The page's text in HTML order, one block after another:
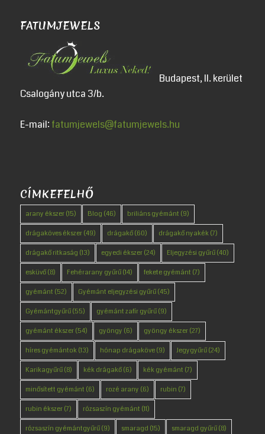
FATUMJEWELS
Budapest, II. kerület
Csalogány utca 3/b.
E-mail: fatumjewels@fatumjewels.hu
CÍMKEFELHŐ
arany ékszer(15) Blog (46) briliáns gyémánt (9)
drágaköves ékszer(49) drágakő(60) drágakő nyakék(7)
drágakő ritkaság (13) egyedi ékszer(24) Eljegyzési gyűrű(40)
esküvő(8) Fehérarany gyűrű(14) fekete gyémánt (7)
gyémánt (52) Gyémánt eljegyzési gyűrű(45)
Gyémántgyűrű(55) gyémánt zafír gyűrű(9)
gyémánt ékszer(54) gyöngy (6) gyöngy ékszer(27)
híres gyémántok(13) hónap drágaköve(9) Jegygyűrű(24)
Karikagyűrű(8) kék drágakő(6) kék gyémánt (7)
minősített gyémánt (6) rozé arany (6) rubin (7)
rubin ékszer(7) rózsaszín gyémánt (11)
rózsaszín gyémántgyűrű(9) smaragd (15) smaragd gyűrű(8)